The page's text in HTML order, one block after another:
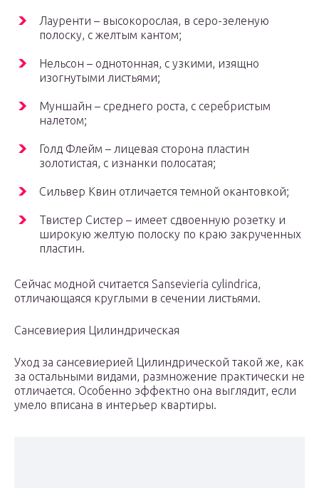
Лауренти – высокорослая, в серо-зеленую
полоску, с желтым кантом;
Нельсон – однотонная, с узкими, изящно
изогнутыми листьями;
Муншайн – среднего роста, с серебристым
налетом;
Голд Флейм – лицевая сторона пластин
золотистая, с изнанки полосатая;
Сильвер Квин отличается темной окантовкой;
Твистер Систер – имеет сдвоенную розетку и
широкую желтую полоску по краю закрученных
пластин.
Сейчас модной считается Sansevieria cylindrica,
отличающаяся круглыми в сечении листьями.
Сансевиерия Цилиндрическая
Уход за сансевиерией Цилиндрической такой же, как
за остальными видами, размножение практически не
отличается. Особенно эффектно она выглядит, если
умело вписана в интерьер квартиры.